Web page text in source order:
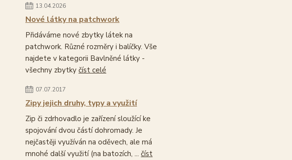
13.04.2026
Nové látky na patchwork
Přidáváme nové zbytky látek na
patchwork. Různé rozměry i balíčky. Vše
najdete v kategorii Bavlněné látky -
všechny zbytky číst celé
07.07.2017
Zipy jejich druhy, typy a využití
Zip či zdrhovadlo je zařízení sloužící ke
spojování dvou částí dohromady. Je
nejčastěji využíván na oděvech, ale má
mnohé další využití (na batozích, ... číst